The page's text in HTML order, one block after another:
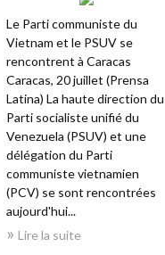
Le Parti communiste du
Vietnam et le PSUV se
rencontrent à Caracas
Caracas, 20 juillet (Prensa
Latina) La haute direction du
Parti socialiste unifié du
Venezuela (PSUV) et une
délégation du Parti
communiste vietnamien
(PCV) se sont rencontrées
aujourd'hui...
Lire la suite